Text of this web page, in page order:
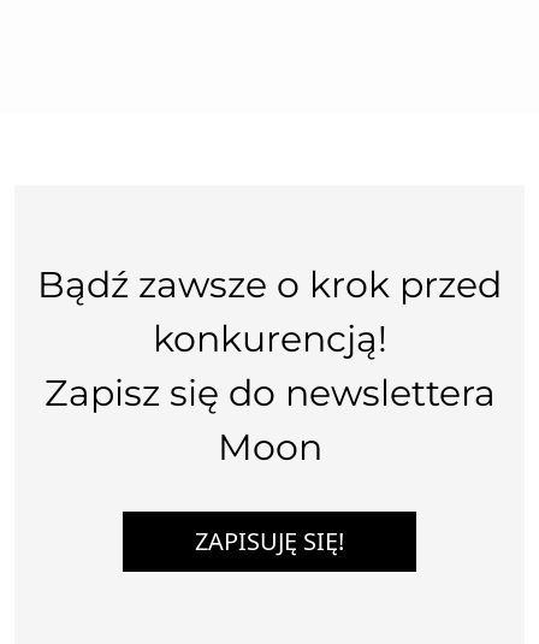
Bądź zawsze o krok przed
konkurencją!
Zapisz się do newslettera
Moon
ZAPISUJĘ SIĘ!